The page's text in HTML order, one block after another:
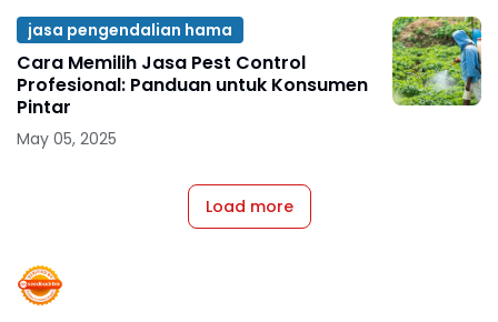
jasa pengendalian hama
Cara Memilih Jasa Pest Control
Profesional: Panduan untuk Konsumen
Pintar
May 05, 2025
Load more